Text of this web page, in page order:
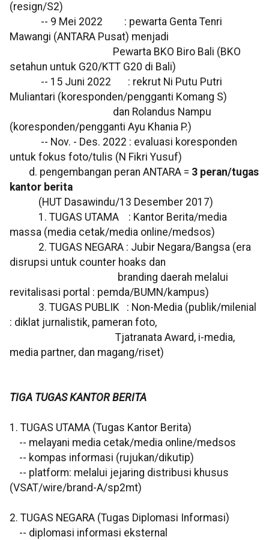
(resign/S2)
-- 9 Mei 2022 : pewarta Genta Tenri
Mawangi (ANTARA Pusat) menjadi
Pewarta BKO Biro Bali (BKO
setahun untuk G20/KTT G20 di Bali)
-- 15 Juni 2022 : rekrut Ni Putu Putri
Muliantari (koresponden/pengganti Komang S)
dan Rolandus Nampu
(koresponden/pengganti Ayu Khania P.)
-- Nov. - Des. 2022 : evaluasi koresponden
untuk fokus foto/tulis (N Fikri Yusuf)
d. pengembangan peran ANTARA = 3 peran/tugas
kantor berita
(HUT Dasawindu/13 Desember 2017)
1. TUGAS UTAMA : Kantor Berita/media
massa (media cetak/media online/medsos)
2. TUGAS NEGARA : Jubir Negara/Bangsa (era
disrupsi untuk counter hoaks dan
branding daerah melalui
revitalisasi portal : pemda/BUMN/kampus)
3. TUGAS PUBLIK : Non-Media (publik/milenial
: diklat jurnalistik, pameran foto,
Tjatranata Award, i-media,
media partner, dan magang/riset)
TIGA TUGAS KANTOR BERITA
1. TUGAS UTAMA (Tugas Kantor Berita)
-- melayani media cetak/media online/medsos
-- kompas informasi (rujukan/dikutip)
-- platform: melalui jejaring distribusi khusus
(VSAT/wire/brand-A/sp2mt)
2. TUGAS NEGARA (Tugas Diplomasi Informasi)
-- diplomasi informasi eksternal